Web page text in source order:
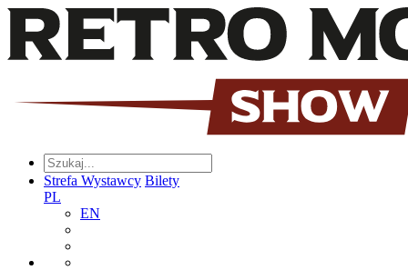
Strefa Wystawcy Bilety
PL
EN